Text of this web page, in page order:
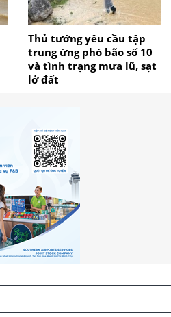
Thủ tướng yêu cầu tập
trung ứng phó bão số 10
và tình trạng mưa lũ, sạt
lở đất